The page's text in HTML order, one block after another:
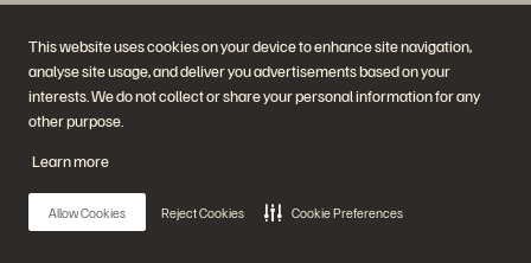
This website uses cookies on your device to enhance site navigation,
analyse site usage, and deliver you advertisements based on your
interests. We do not collect or share your personal information for any
other purpose.
Learn more
Allow Cookies Reject Cookies Cookie Preferences
Diskutiere mit
Folgen Sie den Everpure Social Media Kanälen
Nutzungsbedingungen der Website
Vertrauenszentrum Cookie-Einstellungen